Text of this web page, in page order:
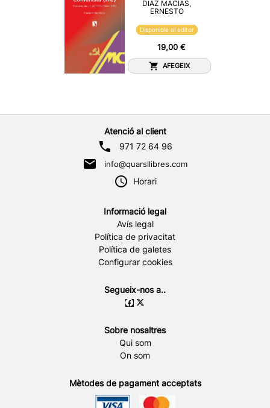
DIAZ MACIAS,
ERNESTO
Disponible al editor
19,00 €
AFEGEIX
Atenció al client
971 72 64 96
info@quarsllibres.com
Horari
Informació legal
Avís legal
Política de privacitat
Política de galetes
Configurar cookies
Segueix-nos a..
Sobre nosaltres
Qui som
On som
Mètodes de pagament acceptats